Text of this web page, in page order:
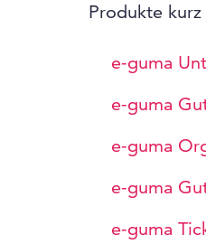
Produkte
e-guma
e-guma
e-guma
e-guma
e-guma